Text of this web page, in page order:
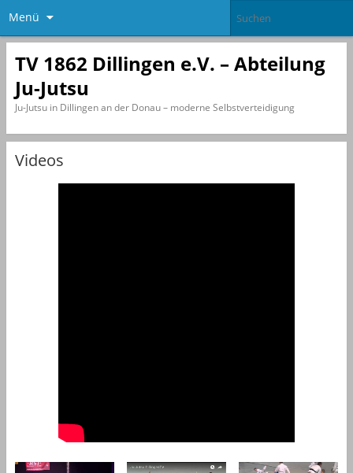
Menü
TV 1862 Dillingen e.V. – Abteilung
Ju-Jutsu
Ju-Jutsu in Dillingen an der Donau – moderne Selbstverteidigung
Videos